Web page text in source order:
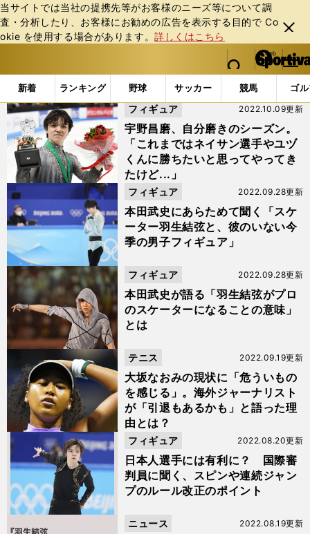
当サイトでは当社の提携先等がお客様のニーズ等について調
査・分析したり、お客様にお勧めの広告を表⽰する⽬的で Co
okie を使⽤する場合があります。詳しくはこちら
閉じ
る
web Sportiva (webスポルティーバ)
検索
マイペ
ー
ジ
メニュ
新着 ランキング 野球 サッカー 競馬 ゴ
b
ス
ポ
ル
テ
ィ
ー
バ
「羽生結弦」の検索結果 (4ページ目)
宇野昌磨、自分磨きのシーズン。
「これまではネイサン選手やユヅ
くんに勝ちたいと思ってやってき
たけど...」
2022.10.09更新
フィギュア
本田武史にあらためて聞く「スケ
ーター羽生結弦と、彼のいない今
季の男子フィギュア」
2022.09.28更新
フィギュア
本田武史が語る「羽生結弦がプロ
のスケーターになることの意味」
とは
2022.09.28更新
フィギュア
大坂なおみの現状に「危ういもの
を感じる」。海外ジャーナリスト
が「引退もあるかも」と語った理
由とは？
2022.09.19更新
テニス
日本人選手には有利に？ 国際審
判員に聞く、スピンや連続ジャン
プのルール改正のポイント
2022.08.20更新
フィギュア
2022.08.19更新
ニュース